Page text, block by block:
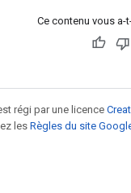
Ce contenu vous a-
régi par une licence
lesRègles du site